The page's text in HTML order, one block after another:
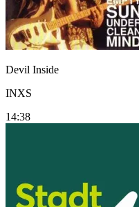
Devil Inside
INXS
14:38